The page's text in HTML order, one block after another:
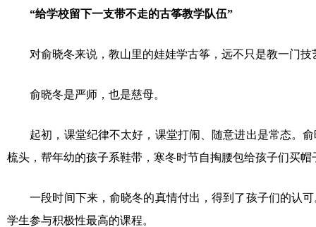
“给学校留下一支带不走的古筝教学队伍”
对俞晓冬来说，教山里的娃娃学古筝，远不只是教一门技
俞晓冬是严师，也是慈母。
起初，课堂纪律不太好，课堂打闹、随意进出是常态。俞
梳头，帮年幼的孩子系鞋带，寒冬时节自掏腰包给孩子们买
一段时间下来，俞晓冬的真情付出，得到了孩子们的认可
学生参与积极性最高的课程。